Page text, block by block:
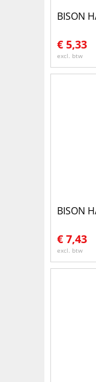
BISON
€ 5,33
excl. btw
BISON
€ 7,43
excl. btw